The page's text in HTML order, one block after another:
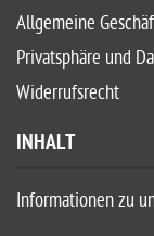
Allgemeine
Privatsphäre und
Widerrufsrecht
INHALT
Informationen zu